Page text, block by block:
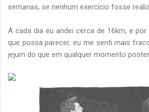
semanas, se nenhum exercício fosse
A cada dia eu andei cerca de 16km, e
que possa parecer, eu me senti mais
jejum do que em qualquer momento